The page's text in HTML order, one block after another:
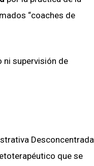
“coaches de
ni supervisión de
Desconcentrada
que se